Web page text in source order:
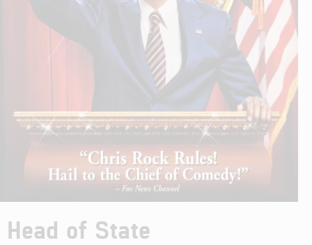
Head of State